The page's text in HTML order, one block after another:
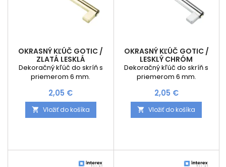
OKRASNÝ KĽÚČ GOTIC /
ZLATÁ LESKLÁ
Dekoračný kľúč do skríň s
priemerom 6 mm.
Cena
2,05 €
 Vložiť do košíka
OKRASNÝ KĽÚČ GOTIC /
LESKLÝ CHRÓM
Dekoračný kľúč do skríň s
priemerom 6 mm.
Cena
2,05 €
 Vložiť do košíka